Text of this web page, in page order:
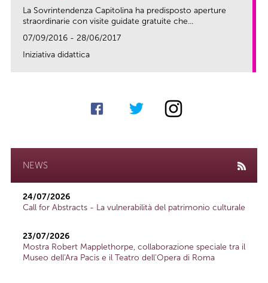
La Sovrintendenza Capitolina ha predisposto aperture
straordinarie con visite guidate gratuite che...
07/09/2016 - 28/06/2017
Iniziativa didattica
NEWS
24/07/2026
Call for Abstracts - La vulnerabilità del patrimonio culturale
23/07/2026
Mostra Robert Mapplethorpe, collaborazione speciale tra il
Museo dell'Ara Pacis e il Teatro dell'Opera di Roma